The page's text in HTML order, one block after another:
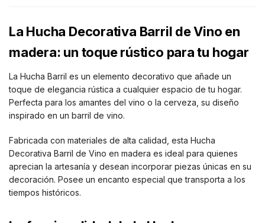
La Hucha Decorativa Barril de Vino en
madera: un toque rústico para tu hogar
La Hucha Barril es un elemento decorativo que añade un
toque de elegancia rústica a cualquier espacio de tu hogar.
Perfecta para los amantes del vino o la cerveza, su diseño
inspirado en un barril de vino.
Fabricada con materiales de alta calidad, esta Hucha
Decorativa Barril de Vino en madera es ideal para quienes
aprecian la artesanía y desean incorporar piezas únicas en su
decoración. Posee un encanto especial que transporta a los
tiempos históricos.